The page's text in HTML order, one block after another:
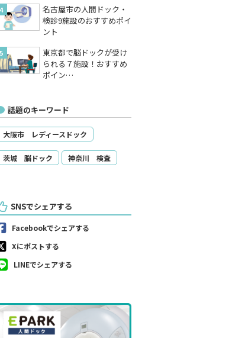
名古屋市の人間ドック・
検診9施設のおすすめポイ
ント
東京都で脳ドックが受け
られる７施設！おすすめ
ポイン…
話題のキーワード
大阪市 レディースドック
茨城 脳ドック 神奈川 検査
SNSでシェアする
Facebookでシェアする
Xにポストする
LINEでシェアする